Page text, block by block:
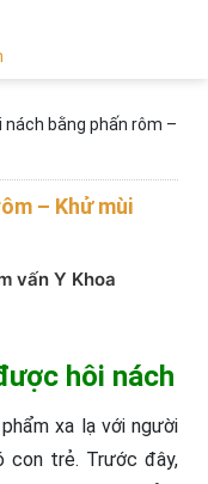
nách bằng phấn rôm –
– Khử mùi
vấn Y Khoa
hôi nách
xa lạ với người
con trẻ. Trước đây,